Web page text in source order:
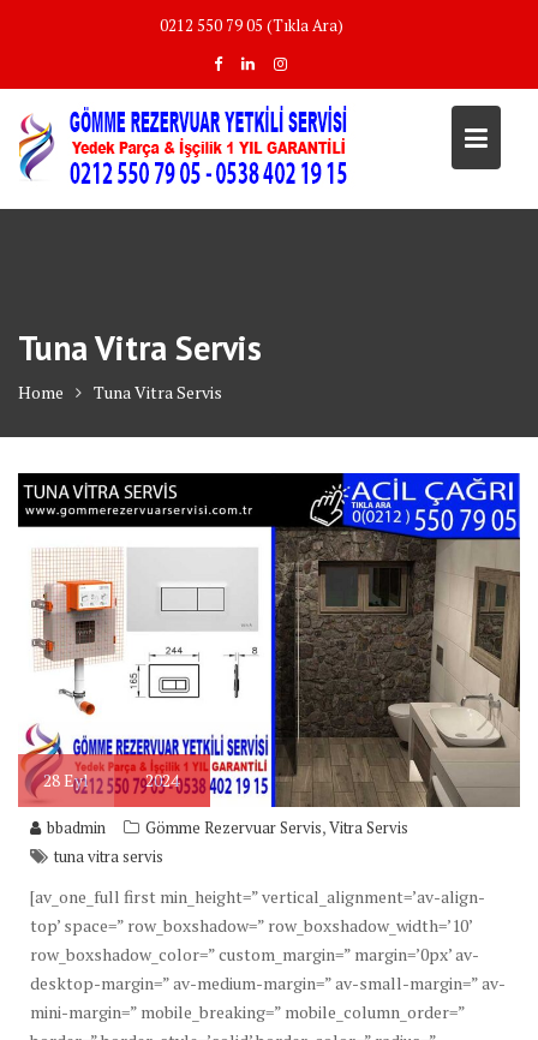
0212 550 79 05 (Tıkla Ara)
Tuna Vitra Servis
Home Tuna Vitra Servis
28Eyl 2024
bbadmin Gömme Rezervuar Servis,Vitra Servis
tuna vitra servis
[av_one_full first min_height=” vertical_alignment=’av-align-
top’ space=” row_boxshadow=” row_boxshadow_width=’10’
row_boxshadow_color=” custom_margin=” margin=’0px’ av-
desktop-margin=” av-medium-margin=” av-small-margin=” av-
mini-margin=” mobile_breaking=” mobile_column_order=”